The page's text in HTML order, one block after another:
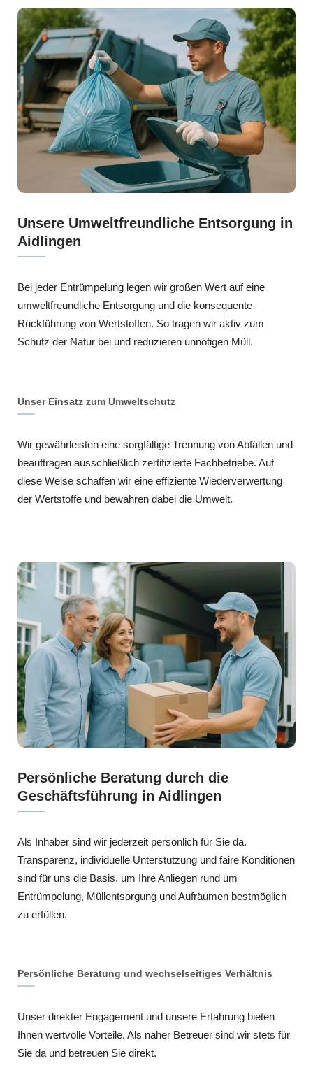
Unsere Umweltfreundliche Entsorgung in
Aidlingen
Bei jeder Entrümpelung legen wir großen Wert auf eine
umweltfreundliche Entsorgung und die konsequente
Rückführung von Wertstoffen. So tragen wir aktiv zum
Schutz der Natur bei und reduzieren unnötigen Müll.
Unser Einsatz zum Umweltschutz
Wir gewährleisten eine sorgfältige Trennung von Abfällen und
beauftragen ausschließlich zertifizierte Fachbetriebe. Auf
diese Weise schaffen wir eine effiziente Wiederverwertung
der Wertstoffe und bewahren dabei die Umwelt.
Persönliche Beratung durch die
Geschäftsführung in Aidlingen
Als Inhaber sind wir jederzeit persönlich für Sie da.
Transparenz, individuelle Unterstützung und faire Konditionen
sind für uns die Basis, um Ihre Anliegen rund um
Entrümpelung, Müllentsorgung und Aufräumen bestmöglich
zu erfüllen.
Persönliche Beratung und wechselseitiges Verhältnis
Unser direkter Engagement und unsere Erfahrung bieten
Ihnen wertvolle Vorteile. Als naher Betreuer sind wir stets für
Sie da und betreuen Sie direkt.